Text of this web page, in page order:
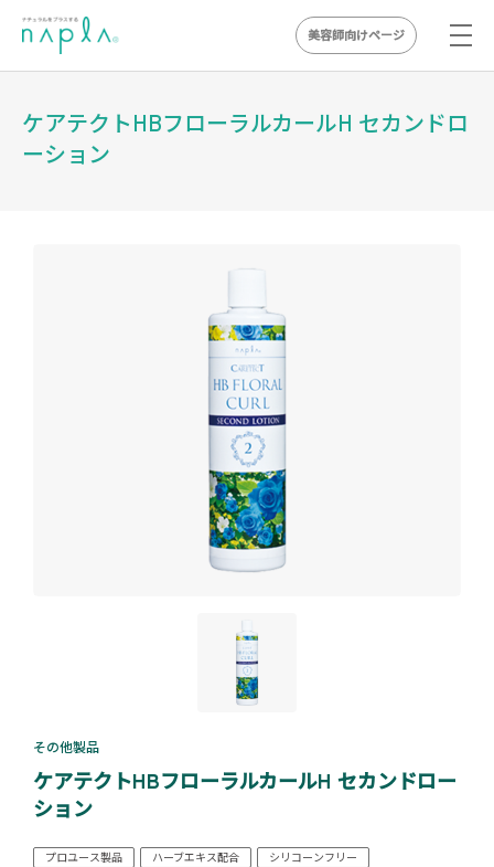
content
美容師向けページ
ケアテクトHBフローラルカールH セカンドロ
ーション
その他製品
ケアテクトHBフローラルカールH セカンドロー
ション
プロユース製品 ハーブエキス配合 シリコーンフリー